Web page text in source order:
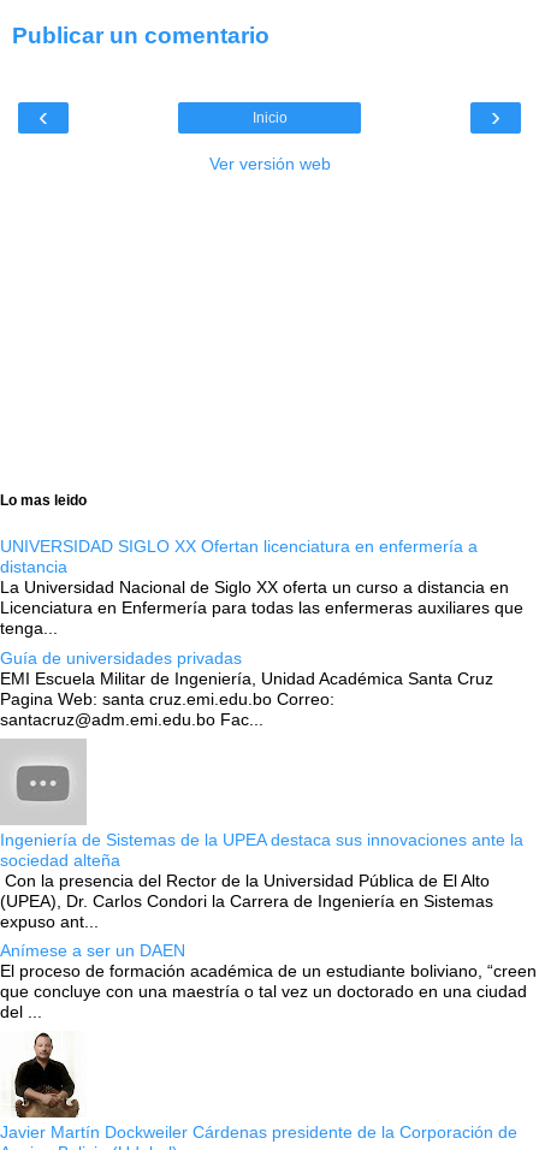
Publicar un comentario
‹ ›
Inicio
Ver versión web
Lo mas leido
UNIVERSIDAD SIGLO XX Ofertan licenciatura en enfermería a
distancia
La Universidad Nacional de Siglo XX oferta un curso a distancia en
Licenciatura en Enfermería para todas las enfermeras auxiliares que
tenga...
Guía de universidades privadas
EMI Escuela Militar de Ingeniería, Unidad Académica Santa Cruz
Pagina Web: santa cruz.emi.edu.bo Correo:
santacruz@adm.emi.edu.bo Fac...
Ingeniería de Sistemas de la UPEA destaca sus innovaciones ante la
sociedad alteña
Con la presencia del Rector de la Universidad Pública de El Alto
(UPEA), Dr. Carlos Condori la Carrera de Ingeniería en Sistemas
expuso ant...
Anímese a ser un DAEN
El proceso de formación académica de un estudiante boliviano, “creen
que concluye con una maestría o tal vez un doctorado en una ciudad
del ...
Javier Martín Dockweiler Cárdenas presidente de la Corporación de